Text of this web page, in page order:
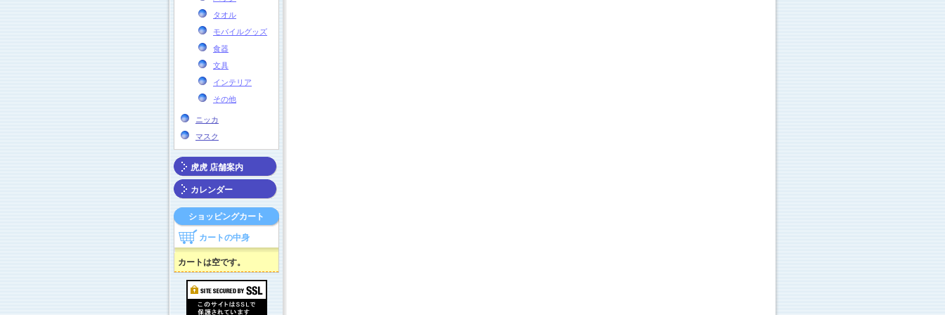
タオル
モバイルグッズ
食器
文具
インテリア
その他
ニッカ
マスク
虎虎 店舗案内
カレンダー
ショッピングカート
カートの中身
カートは空です。